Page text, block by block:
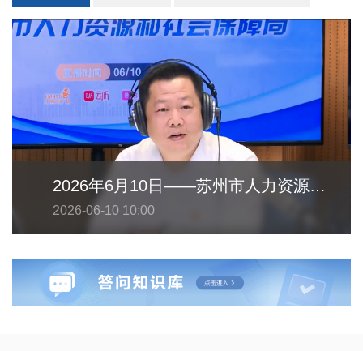
2026年6月10日——苏州市人力资源和社会保障局
2026-06-10 10:00